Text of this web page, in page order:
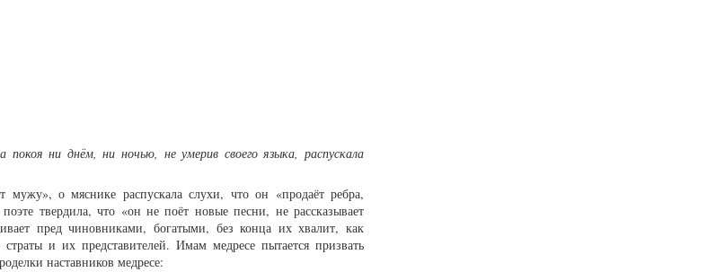
ни днём, ни ночью, не умерив своего языка, распускала
мужу», о мяснике распускала слухи, что он «продаёт ребра,
твердила, что «он не поёт новые песни, не рассказывает
пред чиновниками, богатыми, без конца их хвалит, как
и их представителей. Имам медресе пытается призвать
наставников медресе: